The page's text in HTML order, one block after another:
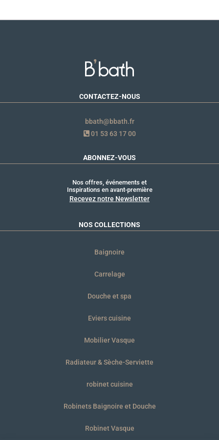
CONTACTEZ-NOUS
bbath@bbath.fr
01 53 63 17 00
ABONNEZ-VOUS
Nos offres, événements et
Inspirations en avant-première
Recevez notre Newsletter
NOS COLLECTIONS
Baignoire
Carrelage
Douche et spa
Eviers cuisine
Mobilier Vasque
Radiateur & Sèche-Serviette
robinet cuisine
Robinets Baignoire et Douche
Robinet Vasque